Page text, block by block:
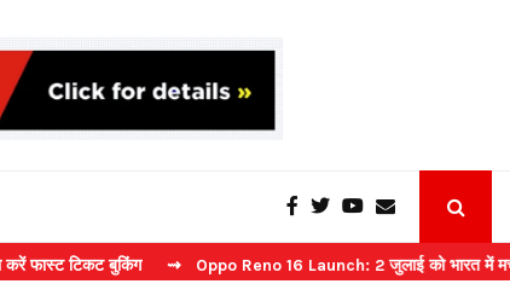
बुकिंग ⇝ Oppo Reno 16 Launch: 2 जुलाई को भारत में मचेगा धमाल